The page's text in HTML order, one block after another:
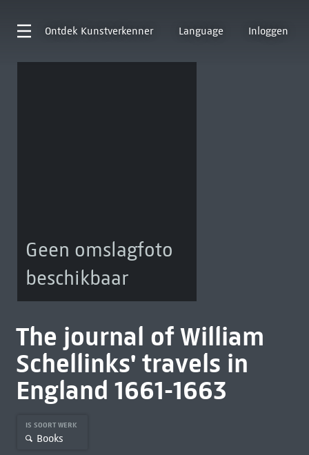
Ontdek Kunstverkenner Language Inloggen
Geen omslagfoto
beschikbaar
The journal of William
Schellinks' travels in
England 1661-1663
IS SOORT WERK
Books